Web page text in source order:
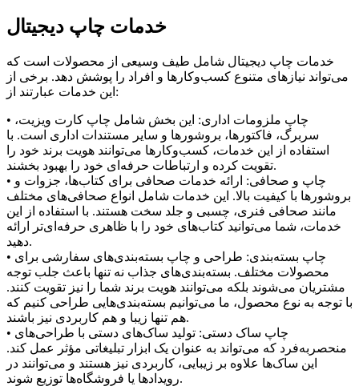
خدمات چاپ دیجیتال
خدمات چاپ دیجیتال شامل طیف وسیعی از محصولات است که
می‌تواند نیازهای متنوع کسب‌وکارها و افراد را پوشش دهد. برخی از
این خدمات عبارتند از:
• چاپ ملزومات اداری: این بخش شامل چاپ کارت ویزیت،
سربرگ، فاکتورها، بروشورها و سایر مستندات اداری است. با
استفاده از این خدمات، کسب‌وکارها می‌توانند هویت برند خود را
تقویت کرده و ارتباطات حرفه‌ای خود را بهبود بخشند.
• چاپ و صحافی: ارائه خدمات صحافی برای کتاب‌ها، جزوات و
بروشورها با کیفیت بالا. این خدمات شامل انواع صحافی‌های مختلف
مانند صحافی فنری، چسبی و جلد سخت هستند. با استفاده از این
خدمات، شما می‌توانید کتاب‌های خود را با ظاهری حرفه‌ای‌تر ارائه
دهید.
• چاپ بسته‌بندی: طراحی و چاپ بسته‌بندی‌های سفارشی برای
محصولات مختلف. بسته‌بندی‌های جذاب نه تنها باعث جلب توجه
مشتریان می‌شوند بلکه می‌توانند هویت برند شما را نیز تقویت کنند.
با توجه به نوع محصول، ما می‌توانیم بسته‌بندی‌هایی طراحی کنیم که
هم تنها زیبا و هم کاربردی نیز باشند.
• چاپ ساک دستی: تولید ساک‌های دستی با طراحی‌های
منحصربه‌فرد که می‌تواند به عنوان یک ابزار تبلیغاتی مؤثر عمل کند.
این ساک‌ها علاوه بر زیبایی، کاربردی نیز هستند و می‌توانند در
رویدادها یا فروشگاه‌ها توزیع شوند.